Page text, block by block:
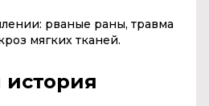
рваные раны, травма
мягких тканей.
история